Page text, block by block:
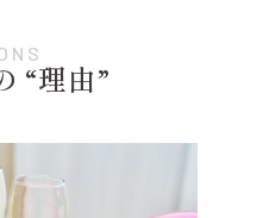
“理由”